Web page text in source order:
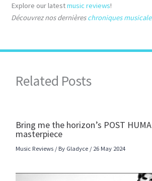
Explore our latestmusic reviews!
Découvrez nos dernièreschroniques
Related Posts
Bring me the horizon’s POST
masterpiece
Music Reviews / By Gladyce /26 May 2024